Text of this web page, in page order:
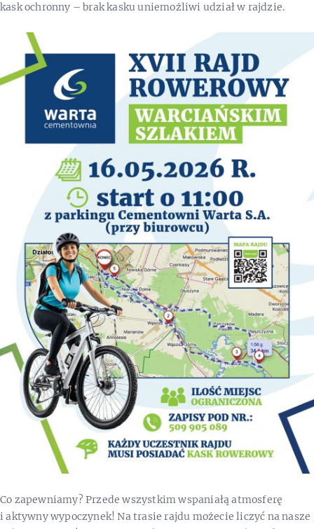
kask ochronny – brak kasku uniemożliwi udział w rajdzie.
Co zapewniamy? Przede wszystkim wspaniałą atmosferę
i aktywny wypoczynek! Na trasie rajdu możecie liczyć na nasze